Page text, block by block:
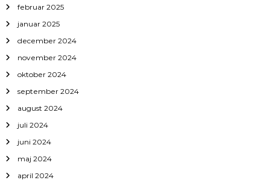
februar 2025
januar 2025
december 2024
november 2024
oktober 2024
september 2024
august 2024
juli 2024
juni 2024
maj 2024
april 2024